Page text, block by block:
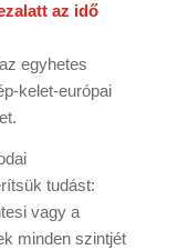
az idő
egyhetes
kelet-európai
tudást:
vagy a
minden szintjét